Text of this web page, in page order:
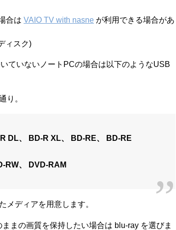
合は VAIO TV with nasne が利用できる場合があ
ィスク)
ていないノートPCの場合は以下のようなUSB
り。
DL、 BD-R XL、 BD-RE、 BD-RE
RW、 DVD-RAM
メディアを用意します。
まの画質を保持したい場合は blu-ray を選びま